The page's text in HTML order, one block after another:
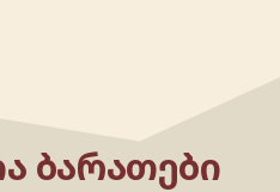
ᲑᲐᲠᲐᲗᲔᲑᲘ